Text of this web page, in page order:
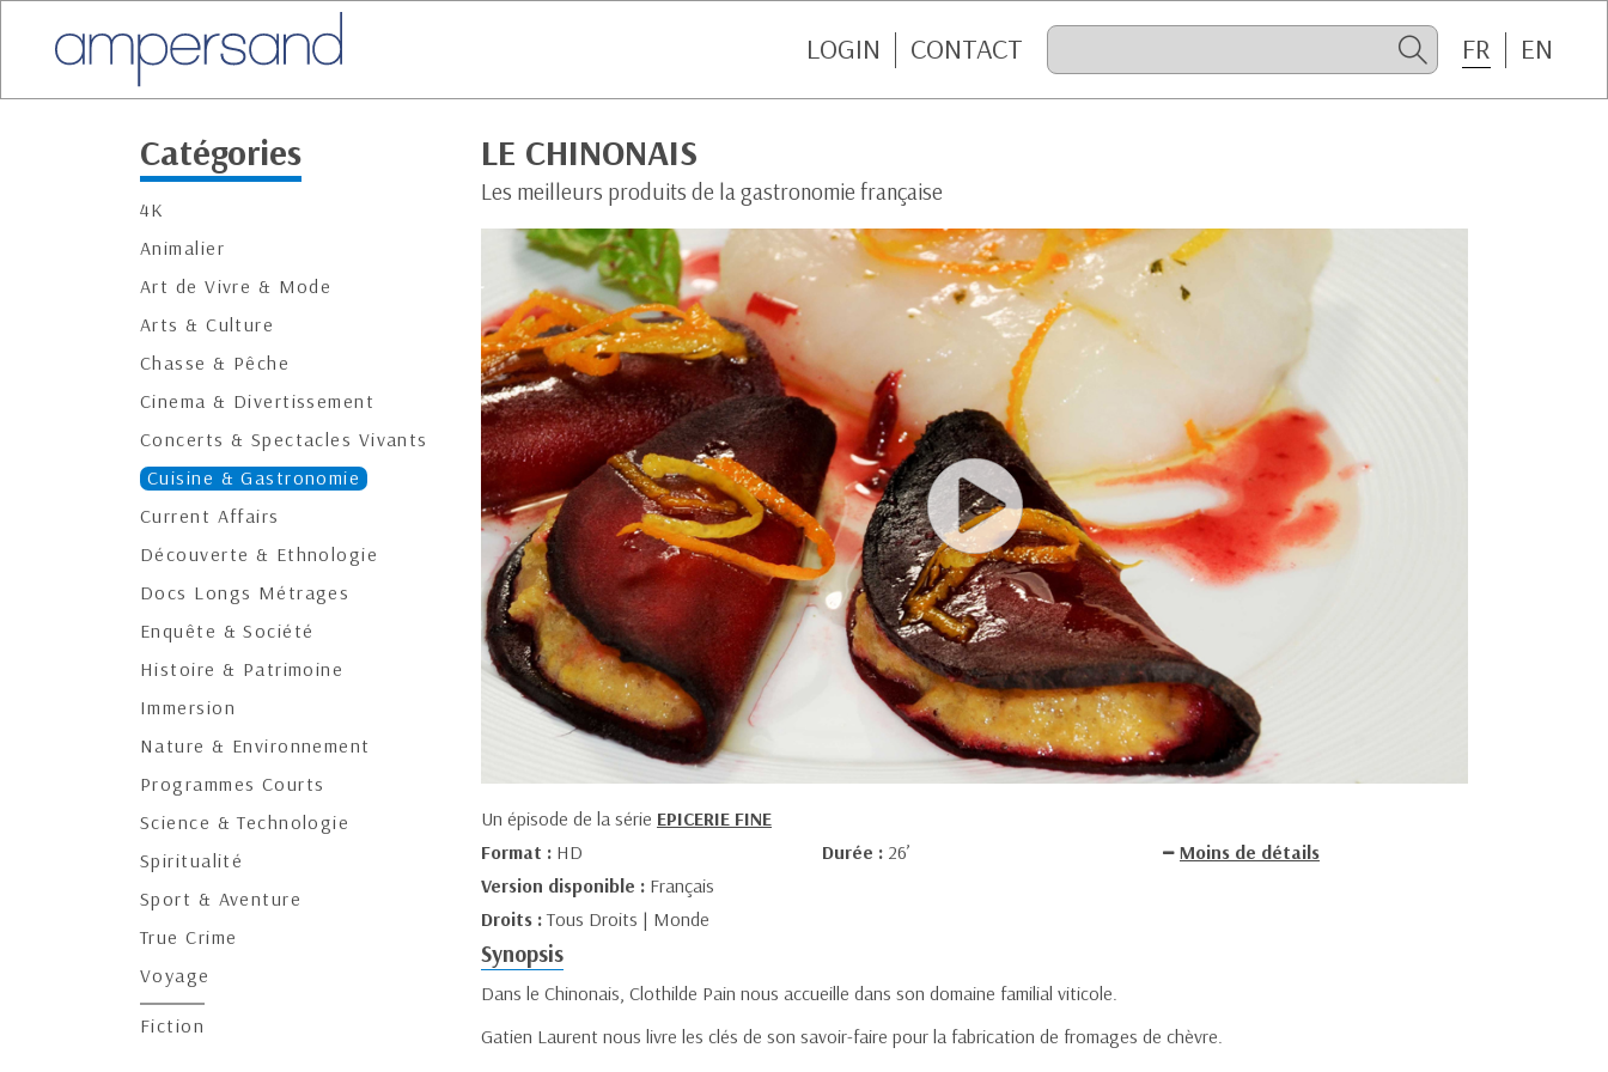
LOGIN CONTACT FR EN
Catégories
4K
Animalier
Art de Vivre & Mode
Arts & Culture
Chasse & Pêche
Cinema & Divertissement
Concerts & Spectacles Vivants
Cuisine & Gastronomie
Current Affairs
Découverte & Ethnologie
Docs Longs Métrages
Enquête & Société
Histoire & Patrimoine
Immersion
Nature & Environnement
Programmes Courts
Science & Technologie
Spiritualité
Sport & Aventure
True Crime
Voyage
Fiction
LE CHINONAIS
Les meilleurs produits de la gastronomie française
Un épisode de la série EPICERIE FINE
Format : HD Durée : 26’
Moins de détails
Version disponible : Français
Droits :Tous Droits | Monde
Synopsis
Dans le Chinonais, Clothilde Pain nous accueille dans son domaine familial viticole.
Gatien Laurent nous livre les clés de son savoir-faire pour la fabrication de fromages de chèvre.